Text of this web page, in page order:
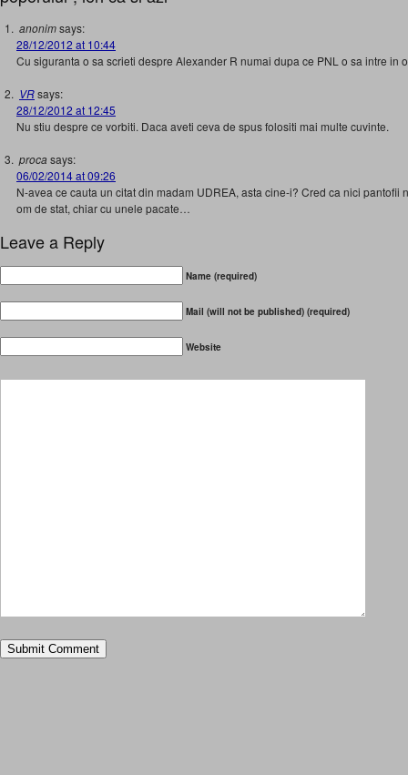
anonimsays:
28/12/2012 at 10:44
Cu siguranta o sa scrieti despre Alexander R numai dupa ce PNL o sa intre in
VRsays:
28/12/2012 at 12:45
Nu stiu despre ce vorbiti. Daca aveti ceva de spus folositi mai multe cuvinte.
procasays:
06/02/2014 at 09:26
N-avea ce cauta un citat din madam UDREA, asta cine-i? Cred ca nici pantofii
om de stat, chiar cu unele pacate…
Leave a Reply
Name (required)
Mail (will not be published) (required)
Website